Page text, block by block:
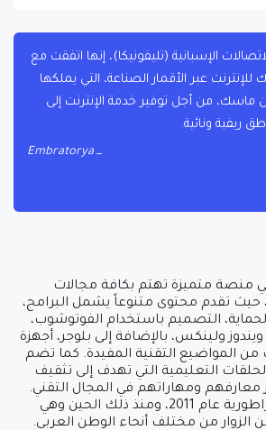
الإسبانية (تليفونيكا)، إنها اتفقت مع
للإنترنت عبر الأقمار الصناعة، التي يملكها
ماسك، من أجل توفير خدمة الإنترنت إلى
ريفية ونائية.
Embratorya
منصة متميزة تهتم بكافة مجالات
حيث تقدم محتوى متنوعاً يشمل البرامج،
التصميم باستخدام الفوتوشوب،
ولينكس، بالإضافة إلى بلوجر، أجهزة
من المواضيع التقنية المفيدة. كما تضم
التعليمية التي تهدف إلى تثقيف
معارفهم ومهاراتهم في المجال التقني.
تأسست مدونة الإمبراطورية عام 2011، ومنذ ذلك الحين وهي
الزوار من مختلف أنحاء الوطن العربي.